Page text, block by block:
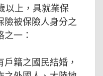
以上，具就業保
險被保險人身分之
一：
戶籍之國民結婚，